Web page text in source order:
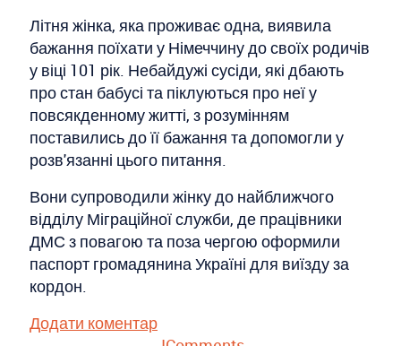
Літня жінка, яка проживає одна, виявила
бажання поїхати у Німеччину до своїх родичів
у віці 101 рік. Небайдужі сусіди, які дбають
про стан бабусі та піклуються про неї у
повсякденному житті, з розумінням
поставились до її бажання та допомогли у
розв'язанні цього питання.
Вони супроводили жінку до найближчого
відділу Міграційної служби, де працівники
ДМС з повагою та поза чергою оформили
паспорт громадянина Україні для виїзду за
кордон.
Додати коментар